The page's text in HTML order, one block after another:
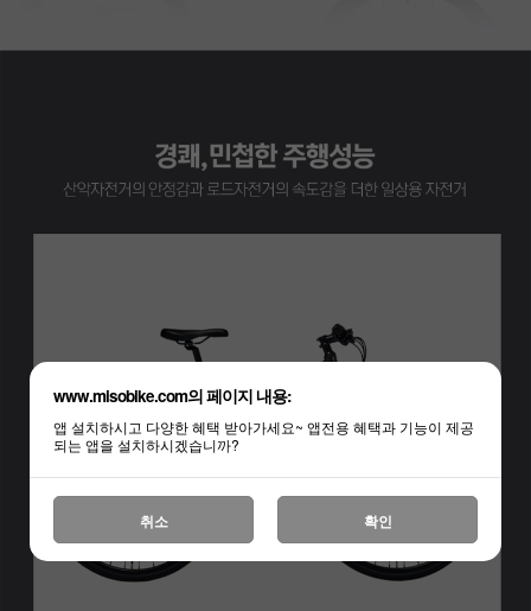
www.misobike.com의 페이지 내용:
앱 설치하시고 다양한 혜택 받아가세요~ 앱전용 혜택과 기능이 제공
되는 앱을 설치하시겠습니까?
취소 확인